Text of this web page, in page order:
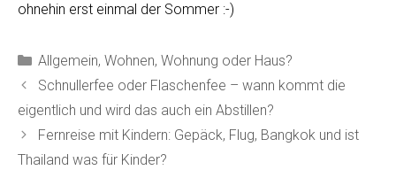
ohnehin erst einmal der Sommer :-)
Kategorien
Allgemein, Wohnen, Wohnung oder Haus?
Schnullerfee oder Flaschenfee – wann kommt die
eigentlich und wird das auch ein Abstillen?
Fernreise mit Kindern: Gepäck, Flug, Bangkok und ist
Thailand was für Kinder?